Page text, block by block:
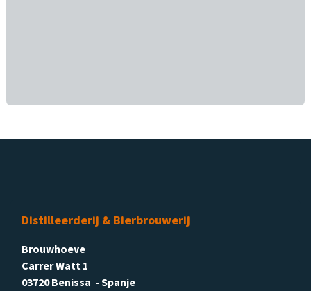
Distilleerderij & Bierbrouwerij
Brouwhoeve
Carrer Watt 1
03720 Benissa - Spanje